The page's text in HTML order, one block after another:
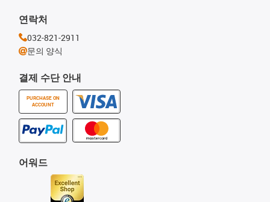
결제 수단 안내
PURCHASE ON
ACCOUNT
어워드
연락처
032-821-2911
문의 양식